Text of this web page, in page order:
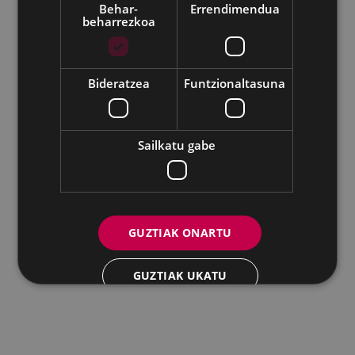
Udalaren sare sozial guztiak
Eibarko Andretxea - Isasi kalea, 11 | 20600 Eibar
Andretxea: 943 54 39 38Berdintasuna: 943 70 84 40
andretxea@eibar.eus
berdintasuna@eibar.eus
IFZ: P2003100A | DIR3 L01200300
Behar-
beharrezkoa
Errendimendua
Bideratzea Funtzionaltasuna
Sailkatu gabe
GUZTIAK ONARTU
GUZTIAK UKATU